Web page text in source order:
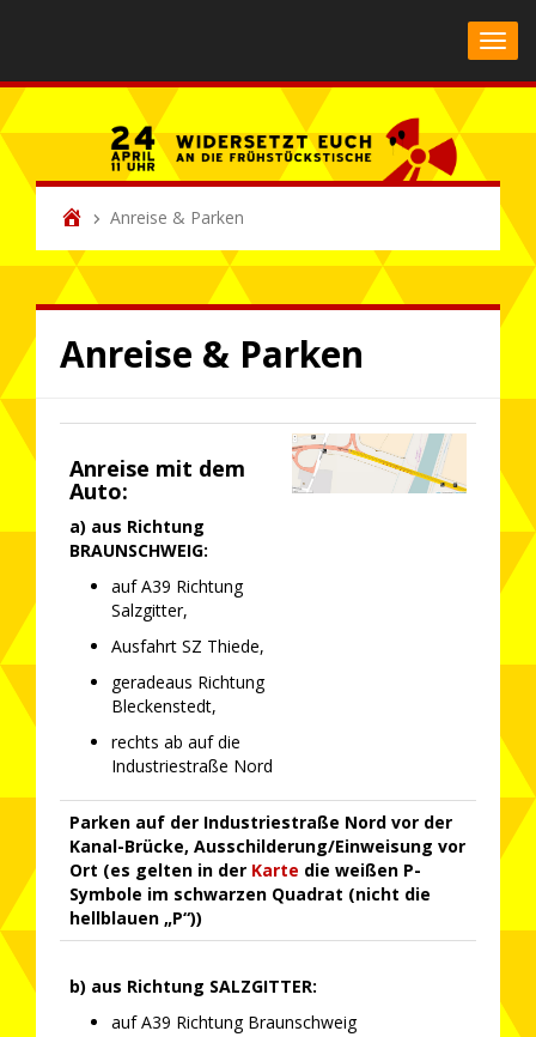
Anreise & Parken
Anreise & Parken
Anreise mit dem
Auto:
a) aus Richtung
BRAUNSCHWEIG:
auf A39 Richtung
Salzgitter,
Ausfahrt SZ Thiede,
geradeaus Richtung
Bleckenstedt,
rechts ab auf die
Industriestraße Nord
Parken auf der Industriestraße Nord vor der
Kanal-Brücke, Ausschilderung/Einweisung vor
Ort (es gelten in der Karte die weißen P-
Symbole im schwarzen Quadrat (nicht die
hellblauen „P“))
b) aus Richtung SALZGITTER:
auf A39 Richtung Braunschweig